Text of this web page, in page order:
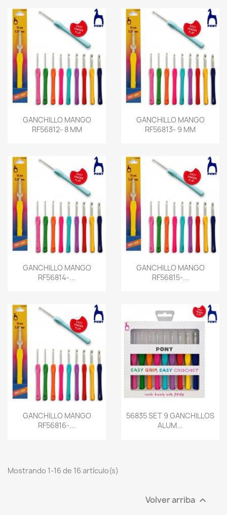
GANCHILLO MANGO
RF56812- 8 MM
GANCHILLO MANGO
RF56813- 9 MM
GANCHILLO MANGO
RF56814-...
GANCHILLO MANGO
RF56815-...
GANCHILLO MANGO
RF56816-...
56835 SET 9 GANCHILLOS
ALUM...
Mostrando 1-16 de 16 artículo(s)
Volver arriba 